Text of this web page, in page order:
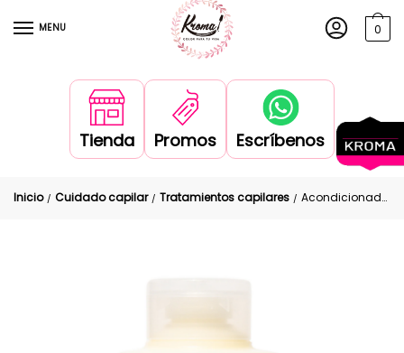
MENU 0
Tienda Promos Escríbenos
Inicio / Cuidado capilar / Tratamientos capilares / Acondicionador Biotina L’amour